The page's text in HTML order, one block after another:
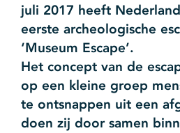
juli 2017 heeft
eerste archeologische
‘Museum Escape’.
Het concept van de
op een kleine groep
te ontsnappen uit een
doen zij door samen